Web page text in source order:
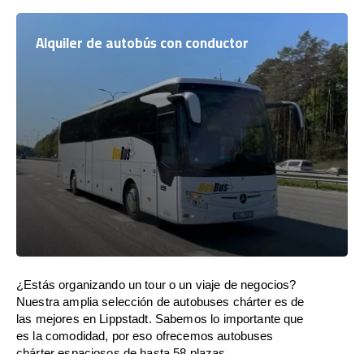
Alquiler de autobús con conductor
¿Estás organizando un tour o un viaje de negocios?
Nuestra amplia selección de autobuses chárter es de
las mejores en Lippstadt. Sabemos lo importante que
es la comodidad, por eso ofrecemos autobuses